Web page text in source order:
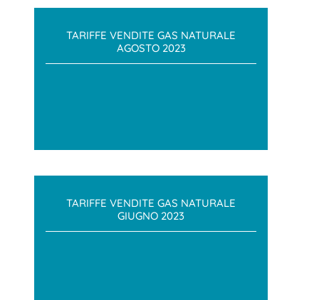
TARIFFE VENDITE GAS NATURALE
AGOSTO 2023
TARIFFE VENDITE GAS NATURALE
GIUGNO 2023